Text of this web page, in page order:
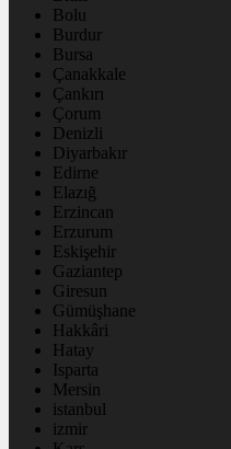
Bolu
Burdur
Bursa
Çanakkale
Çankırı
Çorum
Denizli
Diyarbakır
Edirne
Elazığ
Erzincan
Erzurum
Eskişehir
Gaziantep
Giresun
Gümüşhane
Hakkâri
Hatay
Isparta
Mersin
istanbul
izmir